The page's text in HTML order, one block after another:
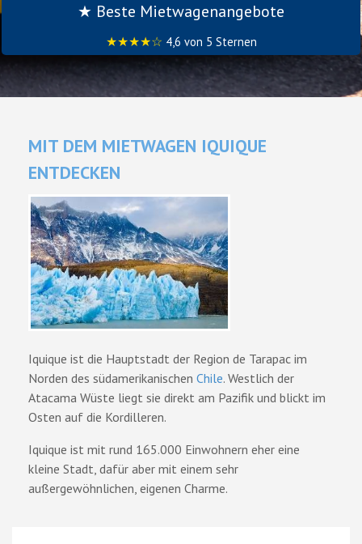
★ Beste Mietwagenangebote
★★★★☆ 4,6 von 5 Sternen
MIT DEM MIETWAGEN IQUIQUE
ENTDECKEN
Iquique ist die Hauptstadt der Region de Tarapac im
Norden des südamerikanischen Chile. Westlich der
Atacama Wüste liegt sie direkt am Pazifik und blickt im
Osten auf die Kordilleren.
Iquique ist mit rund 165.000 Einwohnern eher eine
kleine Stadt, dafür aber mit einem sehr
außergewöhnlichen, eigenen Charme.